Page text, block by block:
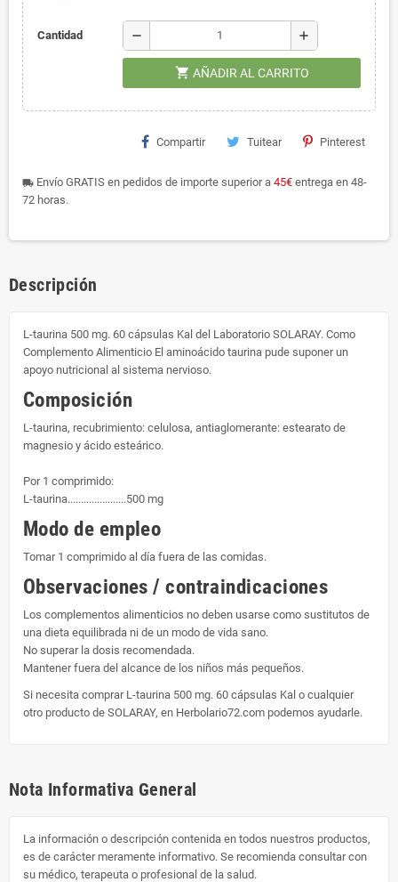
Cantidad remove add
shopping_cart AÑADIR AL CARRITO
Compartir Tuitear Pinterest
local_shipping Envío GRATIS en pedidos de importe superior a 45€ entrega en 48-
72 horas.
Descripción
L-taurina 500 mg. 60 cápsulas Kal del Laboratorio SOLARAY. Como
Complemento Alimenticio El aminoácido taurina pude suponer un
apoyo nutricional al sistema nervioso.
Composición
L-taurina, recubrimiento: celulosa, antiaglomerante: estearato de
magnesio y ácido esteárico.
Por 1 comprimido:
L-taurina......................500 mg
Modo de empleo
Tomar 1 comprimido al día fuera de las comidas.
Observaciones / contraindicaciones
Los complementos alimenticios no deben usarse como sustitutos de
una dieta equilibrada ni de un modo de vida sano.
No superar la dosis recomendada.
Mantener fuera del alcance de los niños más pequeños.
Si necesita comprar L-taurina 500 mg. 60 cápsulas Kal o cualquier
otro producto de SOLARAY, en Herbolario72.com podemos ayudarle.
Nota Informativa General
La información o descripción contenida en todos nuestros productos,
es de carácter meramente informativo. Se recomienda consultar con
su médico, terapeuta o profesional de la salud.